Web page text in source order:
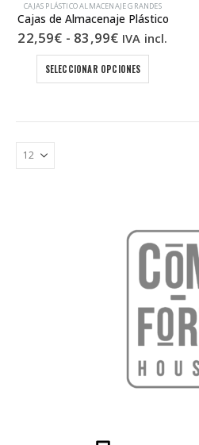
CAJAS PLÁSTICO ALMACENAJE GRANDES
Cajas de Almacenaje Plástico
22,59€ - 83,99€Rango
precios:
desde
22,59€
IVA incl.
SELECCIONAR OPCIONES
variantes.
la
página
de
producto